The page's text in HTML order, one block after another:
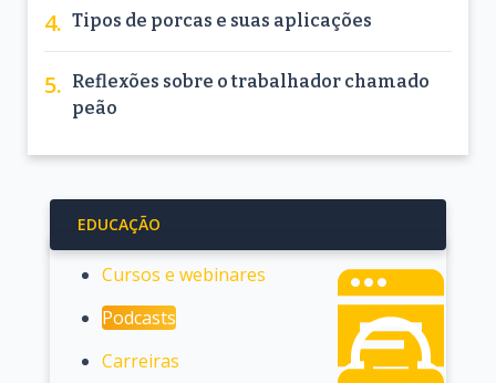
Tipos de porcas e suas aplicações
Reflexões sobre o trabalhador chamado
peão
EDUCAÇÃO
Cursos e webinares
Podcasts
Carreiras